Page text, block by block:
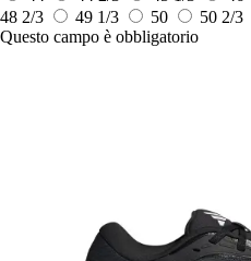
48 2/3
49 1/3 50
50 2/3
Questo campo è obbligatorio